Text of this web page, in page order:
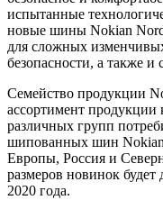
испытанные
новые шины Nokian
для сложных
безопасности, а также и
Семейство продукции
ассортимент
различных групп
шипованных шин Nokian
Европы, Россия и
размеров новинок
2020 года.